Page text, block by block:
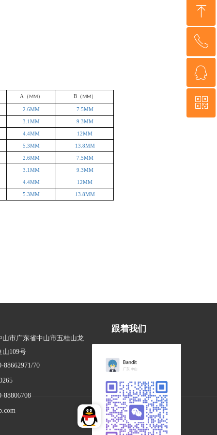
A （ MM） B（ MM）
2.6MM 7.5MM
3.1MM 9.3MM
4.4MM 12MM
5.3MM 13.8MM
2.6MM 7.5MM
3.1MM 9.3MM
4.4MM 12MM
5.3MM 13.8MM
跟着我们
山市广东省中山市五桂山龙
山109号
88662971/70
88806708
ꁸ
回到顶部
ꂅ
ꁗ
QQ客服
ꀥ